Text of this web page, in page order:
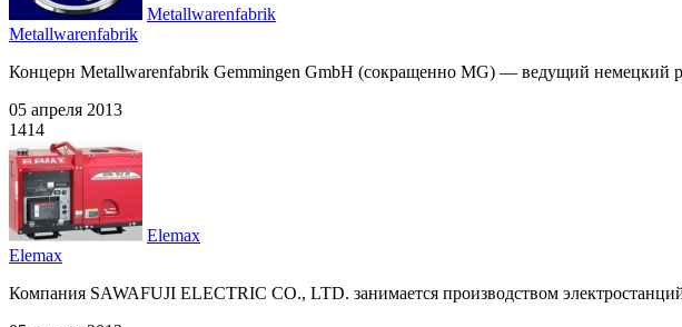
Metallwarenfabrik
Metallwarenfabrik
Концерн Metallwarenfabrik Gemmingen GmbH (сокращенно MG) — ведущий немецкий
05 апреля 2013
1414
Elemax
Elemax
Компания SAWAFUJI ELECTRIC CO., LTD. занимается производством